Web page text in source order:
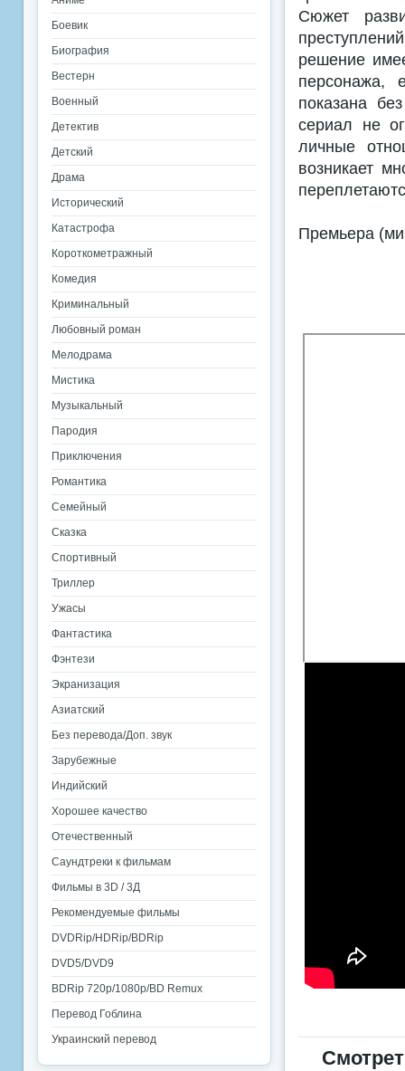
Сюжет
решение
персонажа,
показана
сериал не
личные
возникает
Премьера
Боевик
Биография
Вестерн
Военный
Детектив
Детский
Драма
Исторический
Катастрофа
Короткометражный
Комедия
Криминальный
Любовный роман
Мелодрама
Мистика
Музыкальный
Пародия
Приключения
Романтика
Семейный
Сказка
Спортивный
Триллер
Ужасы
Фантастика
Фэнтези
Экранизация
Азиатский
Без перевода/Доп. звук
Зарубежные
Индийский
Хорошее качество
Отечественный
Саундтреки к фильмам
Фильмы в 3D / 3Д
Рекомендуемые фильмы
DVDRip/HDRip/BDRip
DVD5/DVD9
BDRip 720p/1080p/BD Remux
Перевод Гоблина
Украинский перевод